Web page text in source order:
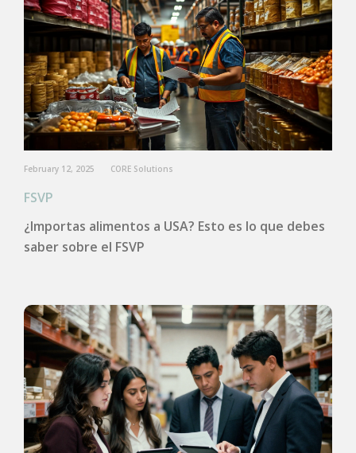
February 12, 2025 CORE Solutions
FSVP
¿Importas alimentos a USA? Esto es lo que debes
saber sobre el FSVP